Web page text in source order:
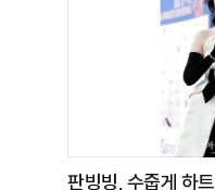
판빙빙, 수줍게 하트